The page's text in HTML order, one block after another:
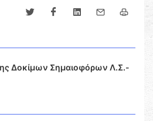
Δοκίμων Σημαιοφόρων Λ.Σ.-